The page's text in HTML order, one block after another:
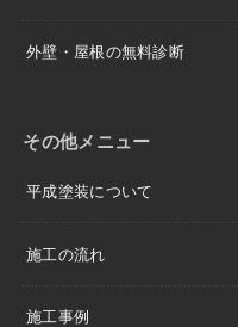
外壁・屋根の無料診断
その他メニュー
平成塗装について
施工の流れ
施工事例